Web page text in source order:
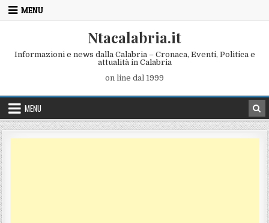
Skip to content
MENU
Ntacalabria.it
Informazioni e news dalla Calabria – Cronaca, Eventi, Politica e
attualità in Calabria
on line dal 1999
MENU